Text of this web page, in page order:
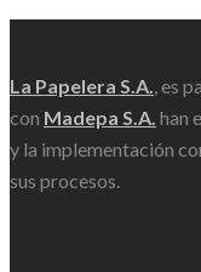
La Papelera S.A., es
con Madepa S.A. han
y la implementación
sus procesos.